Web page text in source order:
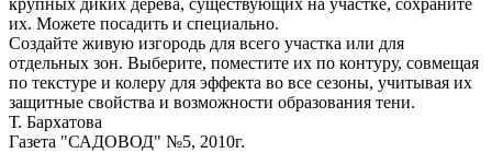
крупных диких дерева, существующих на участке, сохраните
их. Можете посадить и специально.
Создайте живую изгородь для всего участка или для
отдельных зон. Выберите, поместите их по контуру, совмещая
по текстуре и колеру для эффекта во все сезоны, учитывая их
защитные свойства и возможности образования тени.
Т. Бархатова
Газета "САДОВОД" №5, 2010г.